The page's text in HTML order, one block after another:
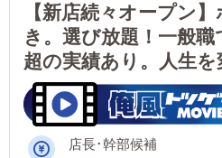
【新店続々オープン
き。選び放題！一般職
超の実績あり。人生を
店長･幹部候補